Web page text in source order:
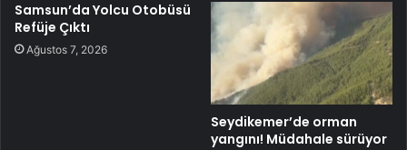
Samsun’da Yolcu Otobüsü
Refüje Çıktı
Ağustos 7, 2026
Seydikemer’de orman
yangını! Müdahale sürüyor